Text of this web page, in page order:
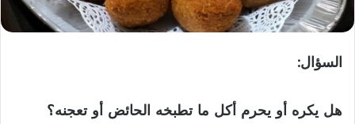
السؤال:
هل يكره أو يحرم أكل ما تطبخه الحائض أو تعجنه؟